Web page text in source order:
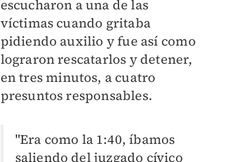
escucharon a una de las
víctimas cuando gritaba
pidiendo auxilio y fue así como
lograron rescatarlos y detener,
en tres minutos, a cuatro
presuntos responsables.
"Era como la 1:40, íbamos
saliendo del juzgado cívico